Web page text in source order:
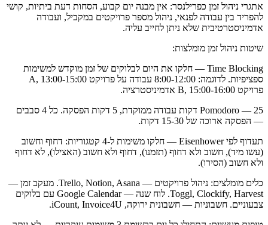
אתגרי ניהול זמן כפרילנסר: אין מבנה יום קבוע, הסחות דעת ביתיות, קושי
להפריד בין עבודה לפנאי, ניהול מספר פרויקטים במקביל, ועבודה
אדמיניסטרטיבית שלא ניתן לחייב עליה.
שיטות ניהול זמן מומלצות:
Time Blocking — חלקו את היום לבלוקים של זמן מוקדש למשימות
ספציפיות. לדוגמה: 8:00-12:00 עבודה על פרויקט A, 13:00-15:00
פרויקט B, 15:00-16:00 אדמיניסטרציה.
Pomodoro — 25 דקות עבודה ממוקדת, 5 דקות הפסקה. כל 4 סבבים
— הפסקה ארוכה של 15-30 דקות.
תעדוף לפי Eisenhower — חלקו משימות ל-4 קטגוריות: דחוף וחשוב
(עשו מיד), חשוב ולא דחוף (תזמנו), דחוף ולא חשוב (האצילו), לא דחוף
ולא חשוב (הסירו).
כלים מומלצים: ניהול פרויקטים — Trello, Notion, Asana. מעקב זמן —
Toggl, Clockify, Harvest. לוח שנה — Google Calendar עם בלוקים
צבעוניים. חשבוניות — חשבונית ירוקה, iCount, Invoice4U.